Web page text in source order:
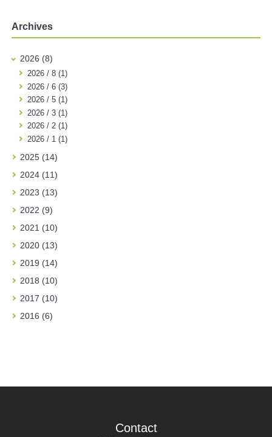
Archives
2026 (8)
2026 / 8 (1)
2026 / 6 (3)
2026 / 5 (1)
2026 / 3 (1)
2026 / 2 (1)
2026 / 1 (1)
2025 (14)
2024 (11)
2023 (13)
2022 (9)
2021 (10)
2020 (13)
2019 (14)
2018 (10)
2017 (10)
2016 (6)
Contact